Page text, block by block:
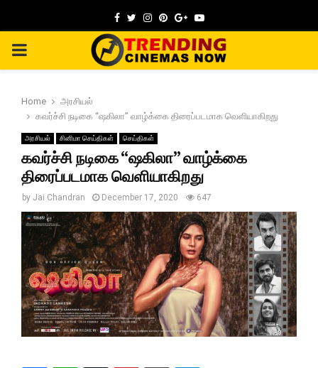
Facebook
TwitterInstagram
Pinterest
GoogleYoutube
PRIMARY
Home
அரசியல்
கவர்ச்சி நடிகை “ஷகிலா” வாழ்க்கை திரைப்படமாக வெளியாகிறது
அரசியல் சினிமா செய்திகள் செய்திகள்
கவர்ச்சி நடிகை “ஷகிலா” வாழ்க்கை
திரைப்படமாக வெளியாகிறது
by Jai Chandran December 17, 2020 647